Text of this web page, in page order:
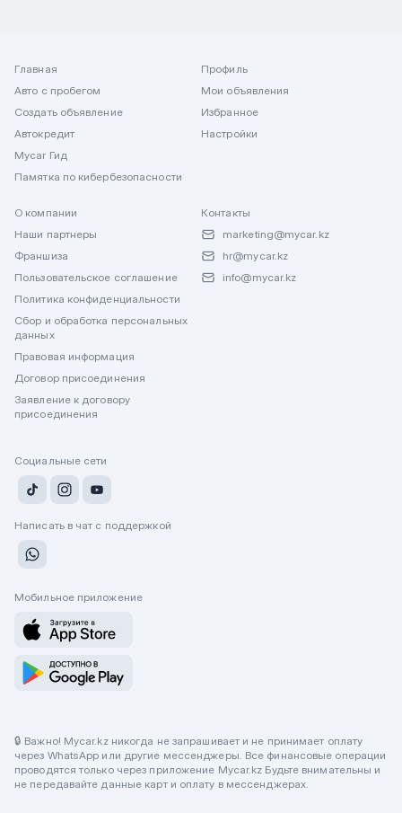
Главная
Авто с пробегом
Создать объявление
Автокредит
Mycar Гид
Памятка по кибербезопасности
Профиль
Мои объявления
Избранное
Настройки
О компании
Наши партнеры
Франшиза
Пользовательское соглашение
Политика конфиденциальности
Сбор и обработка персональных
данных
Правовая информация
Договор присоединения
Заявление к договору
присоединения
Контакты
marketing@mycar.kz
hr@mycar.kz
info@mycar.kz
Социальные сети
Написать в чат с поддержкой
Мобильное приложение
🔒 Важно! Mycar.kz никогда не запрашивает и не принимает оплату
через WhatsApp или другие мессенджеры. Все финансовые операции
проводятся только через приложение Mycar.kz Будьте внимательны и
не передавайте данные карт и оплату в мессенджерах.